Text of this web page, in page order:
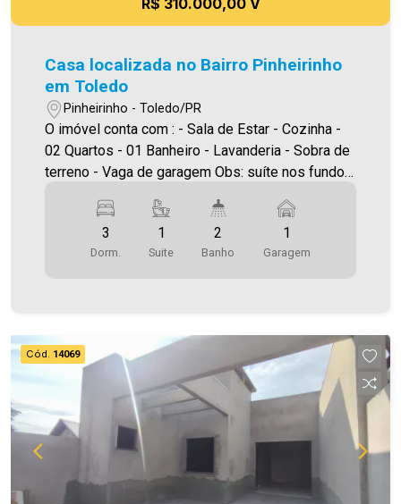
R$ 310.000,00 V
Casa localizada no Bairro Pinheirinho
em Toledo
Pinheirinho - Toledo/PR
O imóvel conta com : - Sala de Estar - Cozinha -
02 Quartos - 01 Banheiro - Lavanderia - Sobra de
terreno - Vaga de garagem Obs: suíte nos fundos
55,44m² Área terreno:125,88m² A Imobiliária
Ativa possui hoje uma das maiores carteiras de
imóveis administrados da cidade, atuando com
informações aqui prestadas são verdadeiras,
todavia, reservamo-nos o direito de corrigir
qualquer erro de digitação e/ou ortografia, bem
como alteração dos preços e imagens. Fotos
meramente ilustrativas
3
Dorm.
1
Suite
2
Banho
1
Garagem
Cód. 14069